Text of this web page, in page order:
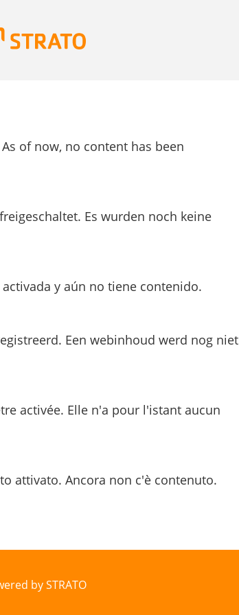
of now, no content has been
Es wurden noch keine
y aún no tiene contenido.
Een webinhoud werd nog niet
activée. Elle n'a pour l'istant aucun
attivato. Ancora non c'è contenuto.
by STRATO